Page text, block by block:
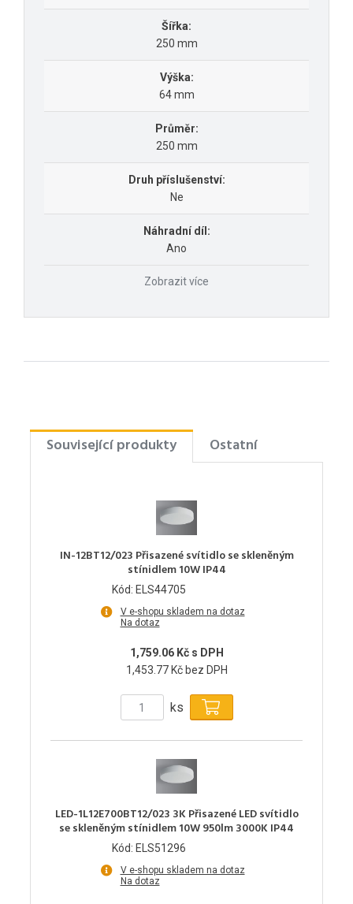
Šířka:
250 mm
Výška:
64 mm
Průměr:
250 mm
Druh příslušenství:
Ne
Náhradní díl:
Ano
Zobrazit více
Související produkty Ostatní
IN-12BT12/023 Přisazené svítidlo se skleněným
stínidlem 10W IP44
Kód: ELS44705
V e-shopu skladem na dotaz
Na dotaz
1,759.06 Kč s DPH
1,453.77 Kč bez DPH
ks
LED-1L12E700BT12/023 3K Přisazené LED svítidlo
se skleněným stínidlem 10W 950lm 3000K IP44
Kód: ELS51296
V e-shopu skladem na dotaz
Na dotaz